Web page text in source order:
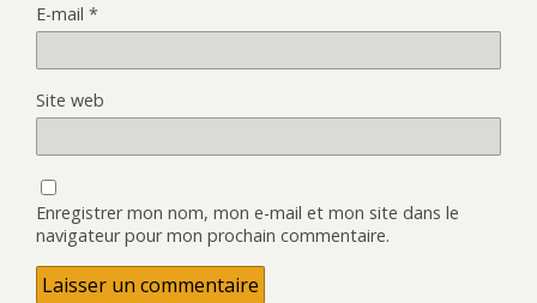
E-mail *
Site web
Enregistrer mon nom, mon e-mail et mon site dans le
navigateur pour mon prochain commentaire.